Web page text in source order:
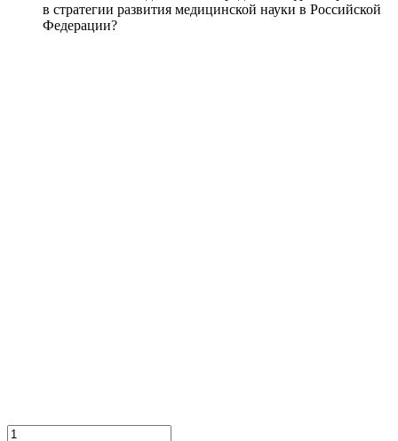
в стратегии развития медицинской науки в Российской
Федерации?